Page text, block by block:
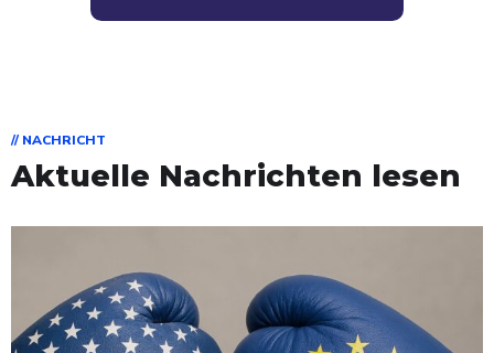
// NACHRICHT
Aktuelle Nachrichten lesen